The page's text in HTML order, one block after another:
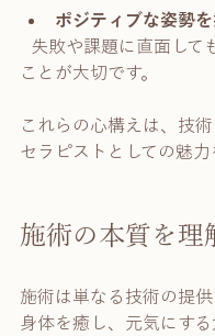
ポジティブな姿勢
ことが大切です。
これらの心構えは、技
セラピストとしての魅力
施術の本質を理
施術は単なる技術の提
身体を癒し、元気にす